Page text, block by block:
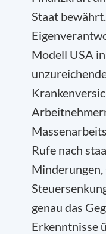
Staat
Modell USA
Rufe nach
Minderungen,
genau das
Erkenntnisse